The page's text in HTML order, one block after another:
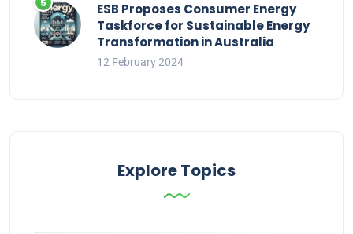
ESB Proposes Consumer Energy
Taskforce for Sustainable Energy
Transformation in Australia
12 February 2024
Explore Topics